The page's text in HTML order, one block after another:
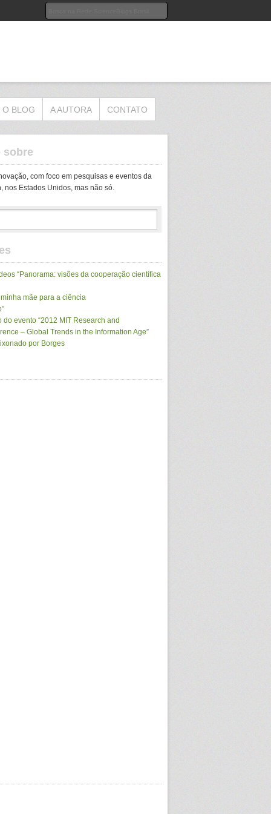
O BLOG A AUTORA CONTATO
sobre
com foco em pesquisas e eventos da
nos Estados Unidos, mas não só.
“Panorama: visões da cooperação científica
mãe para a ciência
evento “2012 MIT Research and
– Global Trends in the Information Age”
por Borges